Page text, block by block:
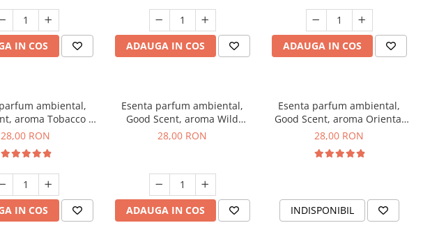
IN COS ADAUGA IN COS ADAUGA IN COS
ambiental,
aroma Tobacco &
Vanilla, 20 g
28,00 RON
IN COS
Esenta parfum ambiental,
Good Scent, aroma Wild
Sailor, 20 g
28,00 RON
ADAUGA IN COS
Esenta parfum ambiental,
Good Scent, aroma Oriental
Amber, 20 g
28,00 RON
INDISPONIBIL